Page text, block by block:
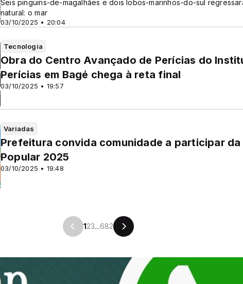
03/10/2025 • 20:04
Seis pinguins-de-magalhães e dois lobos-marinhos-do-sul
natural: o mar
Tecnologia
03/10/2025 • 19:57
Obra do Centro Avançado de Perícias do
Perícias em Bagé chega à reta final
Variadas
03/10/2025 • 19:48
Prefeitura convida comunidade a participar da
Popular 2025
123...682